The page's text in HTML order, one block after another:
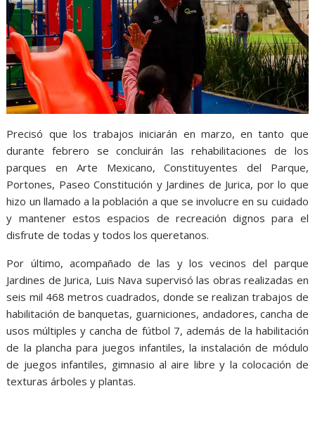
Precisó que los trabajos iniciarán en marzo, en tanto que
durante febrero se concluirán las rehabilitaciones de los
parques en Arte Mexicano, Constituyentes del Parque,
Portones, Paseo Constitución y Jardines de Jurica, por lo que
hizo un llamado a la población a que se involucre en su cuidado
y mantener estos espacios de recreación dignos para el
disfrute de todas y todos los queretanos.
Por último, acompañado de las y los vecinos del parque
Jardines de Jurica, Luis Nava supervisó las obras realizadas en
seis mil 468 metros cuadrados, donde se realizan trabajos de
habilitación de banquetas, guarniciones, andadores, cancha de
usos múltiples y cancha de fútbol 7, además de la habilitación
de la plancha para juegos infantiles, la instalación de módulo
de juegos infantiles, gimnasio al aire libre y la colocación de
texturas árboles y plantas.